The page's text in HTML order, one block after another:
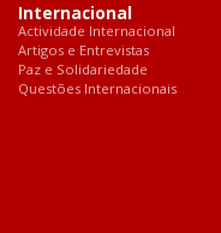
Internacional
Actividade Internacional
Artigos e Entrevistas
Paz e Solidariedade
Questões Internacionais